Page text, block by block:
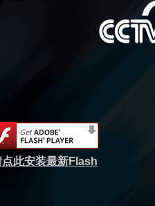
点此安装最新Flash